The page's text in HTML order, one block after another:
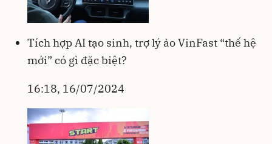
Tích hợp AI tạo sinh, trợ lý ảo VinFast “thế hệ
mới” có gì đặc biệt?
16:18, 16/07/2024